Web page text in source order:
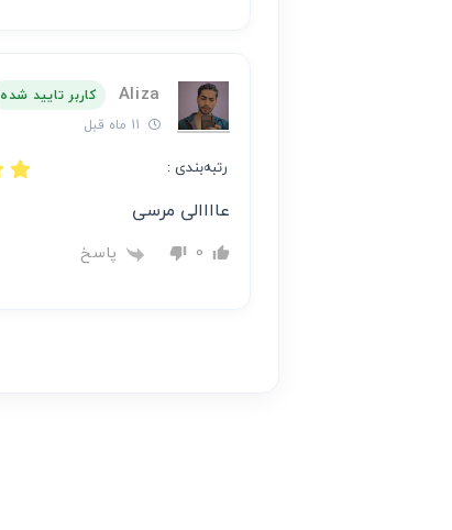
Aliza
کاربر تایید شده
رتبه‌بندی :
عاااالی مرسی
0 پاسخ